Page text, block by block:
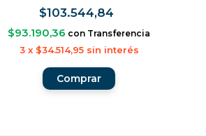
$103.544,84
$93.190,36 con Transferencia
3 x $34.514,95 sin interés